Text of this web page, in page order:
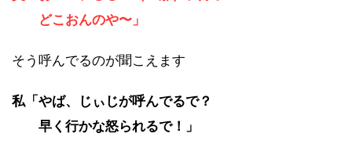
どこおんのや〜」
そう呼んでるのが聞こえます
私「やば、じぃじが呼んでるで？
早く行かな怒られるで！」